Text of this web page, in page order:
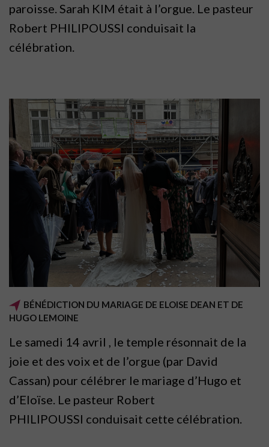
paroisse. Sarah KIM était à l’orgue. Le pasteur
Robert PHILIPOUSSI conduisait la
célébration.
BÉNÉDICTION DU MARIAGE DE ELOISE DEAN ET DE
HUGO LEMOINE
Le samedi 14 avril , le temple résonnait de la
joie et des voix et de l’orgue (par David
Cassan) pour célébrer le mariage d’Hugo et
d’Eloïse. Le pasteur Robert
PHILIPOUSSI conduisait cette célébration.